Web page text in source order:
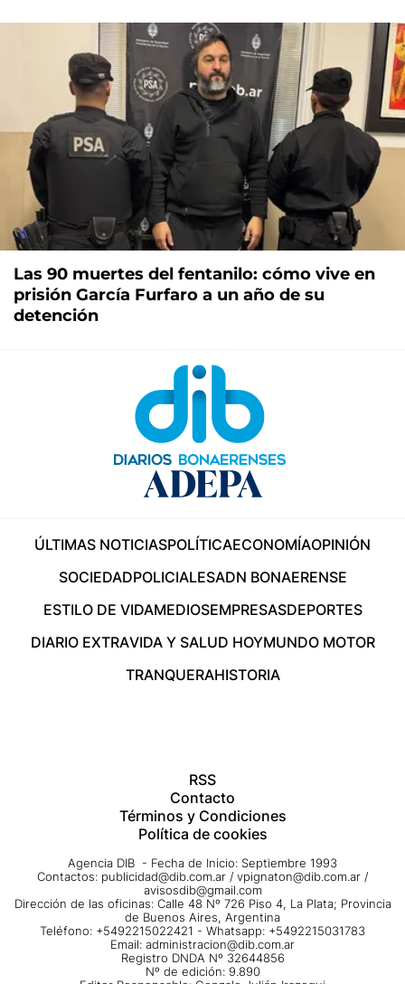
Las 90 muertes del fentanilo: cómo vive en
prisión García Furfaro a un año de su
detención
ÚLTIMAS NOTICIASPOLÍTICAECONOMÍAOPINIÓN
SOCIEDADPOLICIALESADN BONAERENSE
ESTILO DE VIDAMEDIOSEMPRESASDEPORTES
DIARIO EXTRAVIDA Y SALUD HOYMUNDO MOTOR
TRANQUERAHISTORIA
RSS
Contacto
Términos y Condiciones
Política de cookies
Agencia DIB - Fecha de Inicio: Septiembre 1993
Contactos: publicidad@dib.com.ar / vpignaton@dib.com.ar /
avisosdib@gmail.com
Dirección de las oficinas: Calle 48 Nº 726 Piso 4, La Plata; Provincia
de Buenos Aires, Argentina
Teléfono: +5492215022421 - Whatsapp: +5492215031783
Email: administracion@dib.com.ar
Registro DNDA Nº 32644856
Nº de edición: 9.890